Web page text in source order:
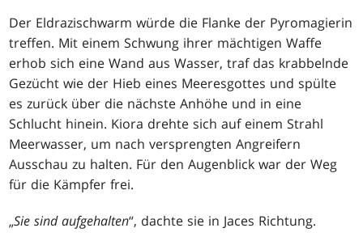
Der Eldrazischwarm würde die Flanke der Pyromagierin
treffen. Mit einem Schwung ihrer mächtigen Waffe
erhob sich eine Wand aus Wasser, traf das krabbelnde
Gezücht wie der Hieb eines Meeresgottes und spülte
es zurück über die nächste Anhöhe und in eine
Schlucht hinein. Kiora drehte sich auf einem Strahl
Meerwasser, um nach versprengten Angreifern
Ausschau zu halten. Für den Augenblick war der Weg
für die Kämpfer frei.
„Sie sind aufgehalten“, dachte sie in Jaces Richtung.